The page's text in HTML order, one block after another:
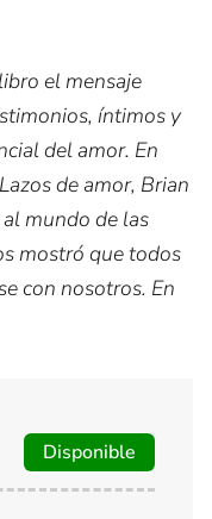
el mensaje
íntimos y
del amor. En
de amor, Brian
mundo de las
mostró que todos
con nosotros. En
Disponible